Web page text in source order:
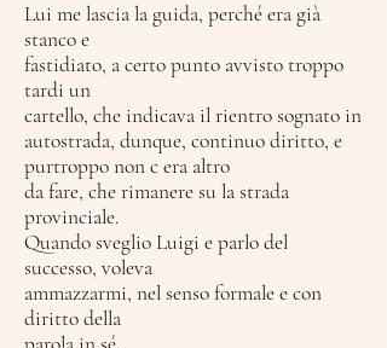
Lui me lascia la guida, perché era già
stanco e
fastidiato, a certo punto avvisto troppo
tardi un
cartello, che indicava il rientro sognato in
autostrada, dunque, continuo diritto, e
purtroppo non c era altro
da fare, che rimanere su la strada
provinciale.
Quando sveglio Luigi e parlo del
successo, voleva
ammazzarmi, nel senso formale e con
diritto della